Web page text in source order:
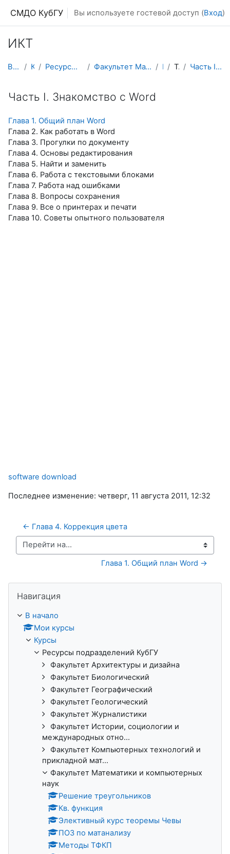
СМДО КубГУ Вы используете гостевой доступ (Вход)
ИКТ
В начало Курсы Ресурсы подразделений КубГУ Факультет Математики и компьютерных наук ИКТ Тема 8 Часть I. Знакомство с Word
Часть I. Знакомство с Word
Глава 1. Общий план Word
Глава 2. Как работать в Word
Глава 3. Прогулки по документу
Глава 4. Основы редактирования
Глава 5. Найти и заменить
Глава 6. Работа с текстовыми блоками
Глава 7. Работа над ошибками
Глава 8. Вопросы сохранения
Глава 9. Все о принтерах и печати
Глава 10. Советы опытного пользователя
software download
Последнее изменение: четверг, 11 августа 2011, 12:32
← Глава 4. Коррекция цвета
Перейти на...
Глава 1. Общий план Word →
Навигация
В начало
Мои курсы
Курсы
Ресурсы подразделений КубГУ
Факультет Архитектуры и дизайна
Факультет Биологический
Факультет Географический
Факультет Геологический
Факультет Журналистики
Факультет Истории, социологии и
международных отно...
Факультет Компьютерных технологий и
прикладной мат...
Факультет Математики и компьютерных
наук
Решение треугольников
Кв. функция
Элективный курс теоремы Чевы
ПОЗ по матанализу
Методы ТФКП